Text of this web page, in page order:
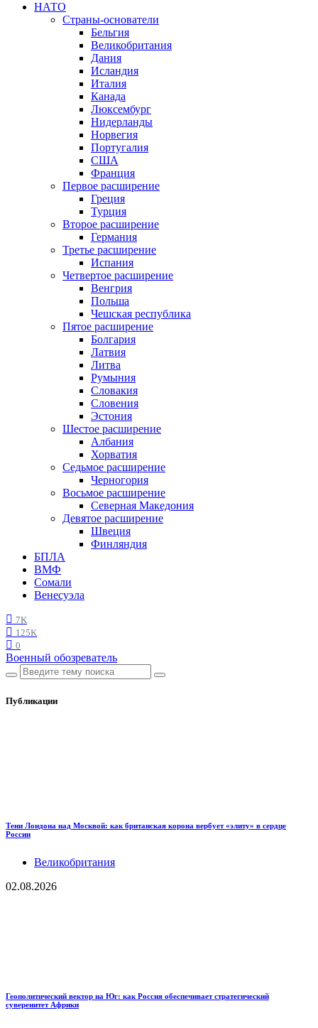
НАТО
Страны-основатели
Бельгия
Великобритания
Дания
Исландия
Италия
Канада
Люксембург
Нидерланды
Норвегия
Португалия
США
Франция
Первое расширение
Греция
Турция
Второе расширение
Германия
Третье расширение
Испания
Четвертое расширение
Венгрия
Польша
Чешская республика
Пятое расширение
Болгария
Латвия
Литва
Румыния
Словакия
Словения
Эстония
Шестое расширение
Албания
Хорватия
Седьмое расширение
Черногория
Восьмое расширение
Северная Македония
Девятое расширение
Швеция
Финляндия
БПЛА
ВМФ
Сомали
Венесуэла
7K
125K
0
Военный обозреватель
Публикации
Тени Лондона над Москвой: как британская корона вербует «элиту» в сердце
России
Великобритания
02.08.2026
Геополитический вектор на Юг: как Россия обеспечивает стратегический
суверенитет Африки